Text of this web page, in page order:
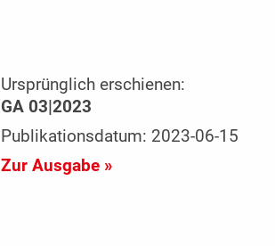
Ursprünglich erschienen:
GA 03|2023
Publikationsdatum: 2023-06-15
Zur Ausgabe »